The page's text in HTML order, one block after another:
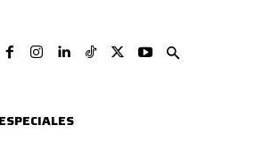
ESPECIALES